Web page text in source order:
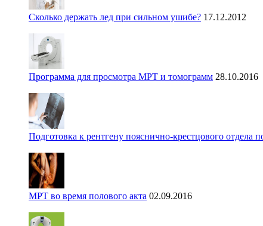
Сколько держать лед при сильном ушибе? 17.12.2012
Программа для просмотра МРТ и томограмм 28.10.2016
Подготовка к рентгену пояснично-крестцового отдела
МРТ во время полового акта 02.09.2016